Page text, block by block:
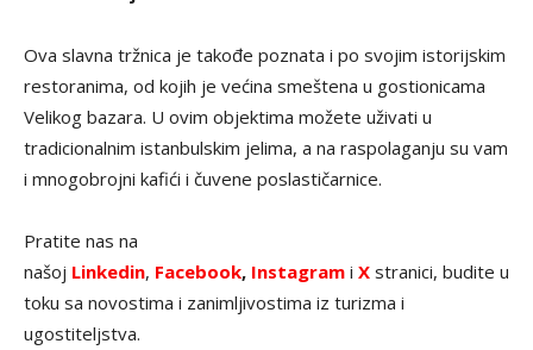
Ova slavna tržnica je takođe poznata i po svojim istorijskim
restoranima, od kojih je većina smeštena u gostionicama
Velikog bazara. U ovim objektima možete uživati u
tradicionalnim istanbulskim jelima, a na raspolaganju su vam
i mnogobrojni kafići i čuvene poslastičarnice.
Pratite nas na
našoj Linkedin, Facebook, Instagram i X stranici, budite u
toku sa novostima i zanimljivostima iz turizma i
ugostiteljstva.